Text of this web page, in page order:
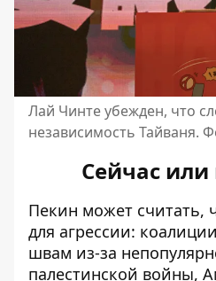
Лай Чинте убежден, что
независимость Тайваня.
Сейчас или
Пекин может считать,
для агрессии:
швам из-за
палестинской войны,